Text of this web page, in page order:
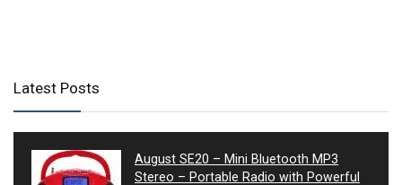
Latest Posts
August SE20 – Mini Bluetooth MP3
Stereo – Portable Radio with Powerful